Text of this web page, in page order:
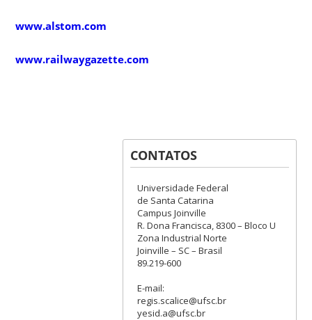
www.alstom.com
www.railwaygazette.com
CONTATOS
Universidade Federal
de Santa Catarina
Campus Joinville
R. Dona Francisca, 8300 – Bloco U
Zona Industrial Norte
Joinville – SC – Brasil
89.219-600
E-mail:
regis.scalice@ufsc.br
yesid.a@ufsc.br